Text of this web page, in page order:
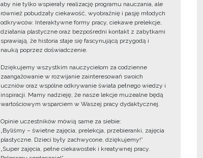
aby nie tylko wspierały realizację programu nauczania, ale
również pobudzały ciekawość, wyobraźnię i pasję młodych
odkrywców. Interaktywne formy pracy, ciekawe prelekcje,
działania plastyczne oraz bezpośredni kontakt z zabytkami
sprawiają, że historia staje się fascynującą przygodą i
nauką poprzez doświadczenie.
Dziękujemy wszystkim nauczycielom za codzienne
zaangażowanie w rozwijanie zainteresowań swoich
uczniów oraz wspólne odkrywanie świata pełnego wiedzy i
inspiracji. Mamy nadzieję, że nasze lekcje muzealne będą
wartościowym wsparciem w Waszej pracy dydaktycznej.
Opinie uczestników mówią same za siebie:
„Byliśmy – świetne zajęcia, prelekcja, przebieranki, zajęcia
plastyczne. Dzieci były zachwycone, dziękujemy!”
„Super zajęcia, pełne ciekawostek i kreatywnej pracy.